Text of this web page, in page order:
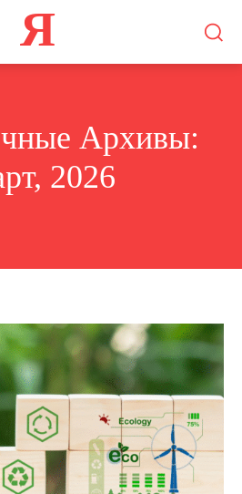
Я
Архивы:
2026